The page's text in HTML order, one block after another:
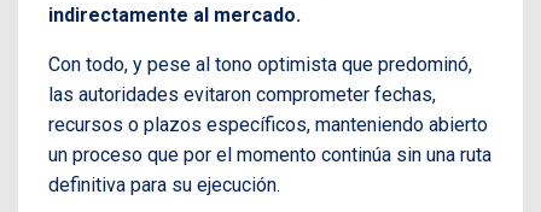
indirectamente al mercado.
Con todo, y pese al tono optimista que predominó,
las autoridades evitaron comprometer fechas,
recursos o plazos específicos, manteniendo abierto
un proceso que por el momento continúa sin una ruta
definitiva para su ejecución.